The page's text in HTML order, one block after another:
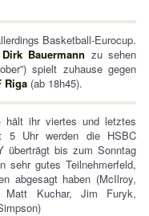
Basketball-Eurocup.
Dirk Bauermann zu sehen
spielt zuhause gegen
Riga (ab 18h45).
hält ihr viertes und letztes
5 Uhr werden die HSBC
überträgt bis zum Sonntag
sehr gutes Teilnehmerfeld,
abgesagt haben (McIlroy,
Matt Kuchar, Jim Furyk,